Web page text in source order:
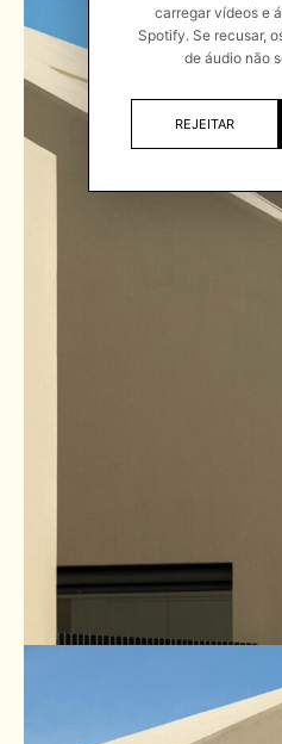
carregar vídeos e
Spotify. Se recusar,
de áudio não
REJEITAR